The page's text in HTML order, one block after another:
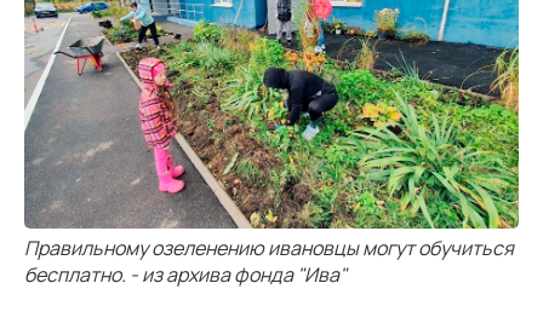
Правильному озеленению ивановцы могут обучиться
бесплатно. - из архива фонда "Ива"